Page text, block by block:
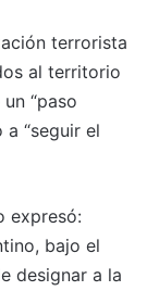
terrorista
al territorio
“paso
“seguir el
expresó:
bajo el
designar a la